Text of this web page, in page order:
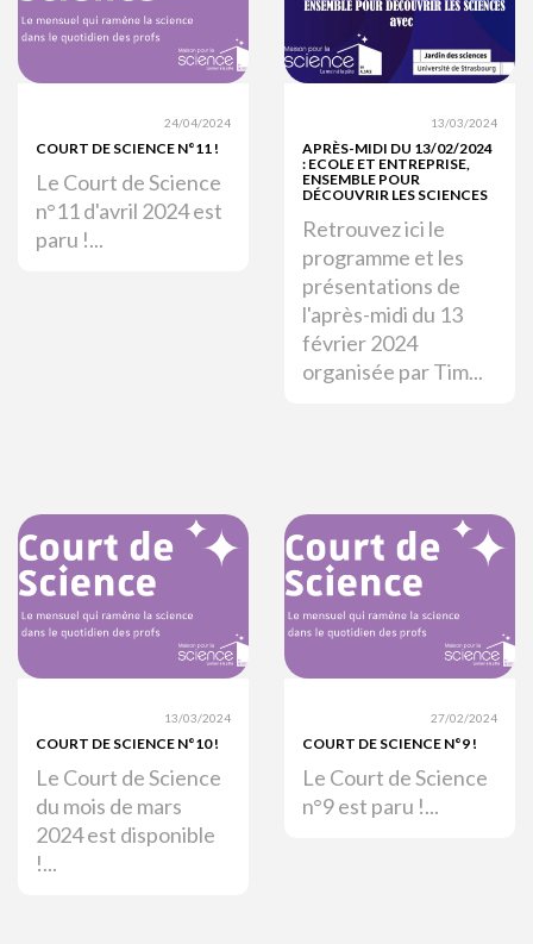
24/04/2024
COURT DE SCIENCE N°11 !
Le Court de Science
n°11 d'avril 2024 est
paru !...
13/03/2024
APRÈS-MIDI DU 13/02/2024
: ECOLE ET ENTREPRISE,
ENSEMBLE POUR
DÉCOUVRIR LES SCIENCES
Retrouvez ici le
programme et les
présentations de
l'après-midi du 13
février 2024
organisée par Tim...
13/03/2024
COURT DE SCIENCE N°10 !
Le Court de Science
du mois de mars
2024 est disponible
!...
27/02/2024
COURT DE SCIENCE N°9 !
Le Court de Science
n°9 est paru !...